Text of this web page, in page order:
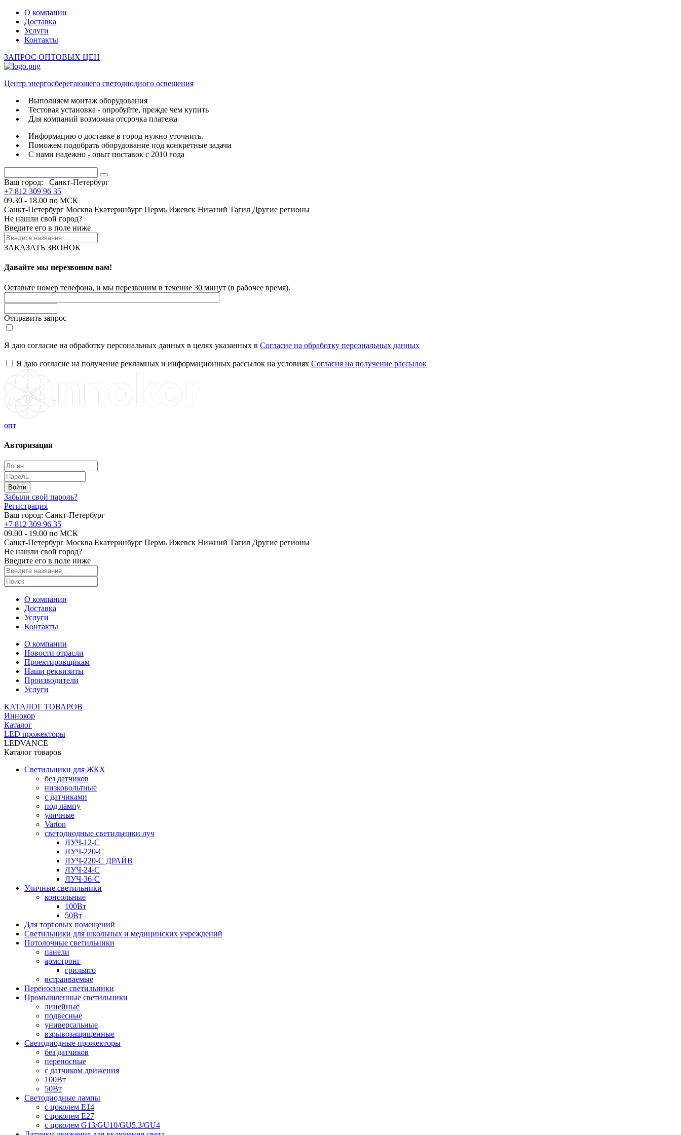
О компании
Доставка
Услуги
Контакты
ЗАПРОС ОПТОВЫХ ЦЕН
Центр энергосберегающего светодиодного освещения
Выполняем монтаж оборудования
Тестовая установка - опробуйте, прежде чем купить
Для компаний возможна отсрочка платежа
Информацию о доставке в город нужно уточнить.
Поможем подобрать оборудование под конкретные задачи
С нами надежно - опыт поставок с 2010 года
Ваш город:
Санкт-Петербург
+7 812 309 96 35
09.30 - 18.00 по МСК
Санкт-Петербург Москва Екатеринбург Пермь Ижевск Нижний Тагил Другие регионы
Не нашли свой город?
Введите его в поле ниже
ЗАКАЗАТЬ ЗВОНОК
Давайте мы перезвоним вам!
Оставьте номер телефона, и мы перезвоним в течение 30 минут (в рабочее время).
Отправить запрос
Я даю согласие на обработку персональных данных в целях указанных в Согласие на обработку персональных данных
Я даю согласие на получение рекламных и информационных рассылок на условиях Согласия на получение рассылок
опт
Авторизация
Забыли свой пароль?
Регистрация
Ваш город: Санкт-Петербург
+7 812 309 96 35
09.00 - 19.00 по МСК
Санкт-Петербург Москва Екатеринбург Пермь Ижевск Нижний Тагил Другие регионы
Не нашли свой город?
Введите его в поле ниже
О компании
Доставка
Услуги
Контакты
О компании
Новости отрасли
Проектировщикам
Наши реквизиты
Производители
Услуги
КАТАЛОГ ТОВАРОВ
Иннокор
Каталог
LED прожекторы
LEDVANCE
Каталог товаров
Светильники для ЖКХ
без датчиков
низковольтные
с датчиками
под лампу
уличные
Varton
светодиодные светильники луч
ЛУЧ-12-С
ЛУЧ-220-С
ЛУЧ-220-С ДРАЙВ
ЛУЧ-24-С
ЛУЧ-36-С
Уличные светильники
консольные
100Вт
50Вт
Для торговых помещений
Светильники для школьных и медицинских учреждений
Потолочные светильники
панели
армстронг
грильято
встраиваемые
Переносные светильники
Промышленные светильники
линейные
подвесные
универсальные
взрывозащищенные
Светодиодные прожекторы
без датчиков
переносные
с датчиком движения
100Вт
50Вт
Светодиодные лампы
с цоколем E14
с цоколем E27
с цоколем G13/GU10/GU5.3/GU4